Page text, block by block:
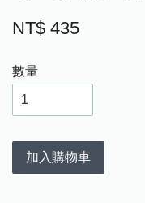
NT$ 435
數量
加入購物車